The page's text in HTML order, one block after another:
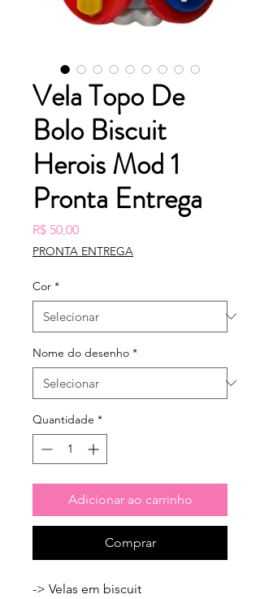
Vela Topo De
Bolo Biscuit
Herois Mod 1
Pronta Entrega
R$ 50,00Preço
PRONTA ENTREGA
Cor *
Nome do desenho *
Quantidade *
Adicionar ao carrinho
Comprar
-> Velas em biscuit